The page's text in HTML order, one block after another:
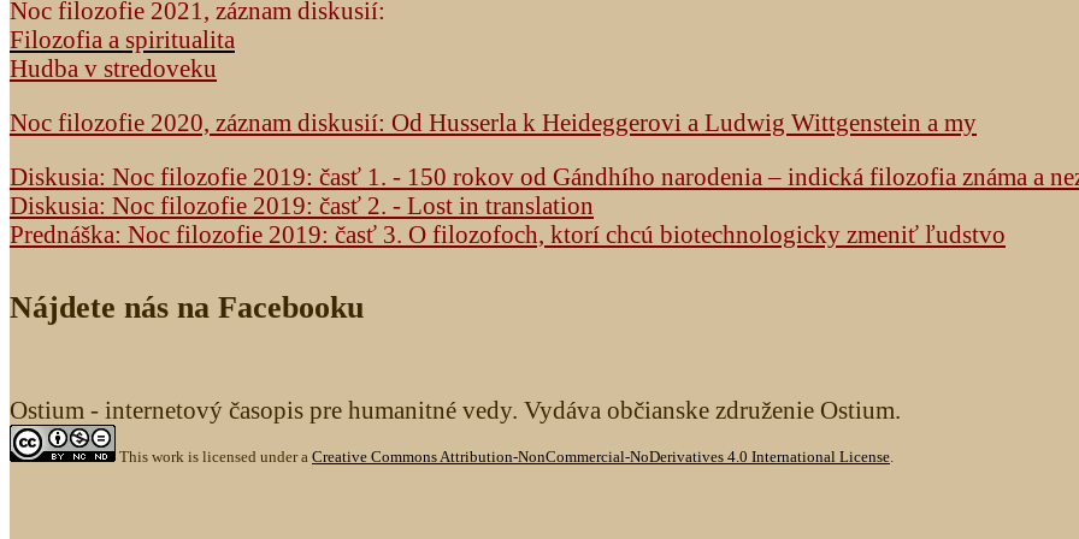
Noc filozofie 2021, záznam diskusií:
Filozofia a spiritualita
Hudba v stredoveku
Noc filozofie 2020, záznam diskusií: Od Husserla k Heideggerovi a Ludwig Wittgenstein a my
Diskusia: Noc filozofie 2019: časť 1. - 150 rokov od Gándhího narodenia – indická filozofia známa a
Diskusia: Noc filozofie 2019: časť 2. - Lost in translation
Prednáška: Noc filozofie 2019: časť 3. O filozofoch, ktorí chcú biotechnologicky zmeniť ľudstvo
Nájdete nás na Facebooku
Ostium - internetový časopis pre humanitné vedy. Vydáva občianske združenie Ostium.
This work is licensed under a Creative Commons Attribution-NonCommercial-NoDerivatives 4.0 International License.